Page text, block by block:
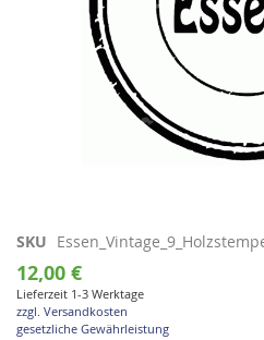
Zum
Anfang
der
Bildgalerie
springen
SKU
12,00 €
Lieferzeit 1-3 Werktage
zzgl. Versandkosten
gesetzliche Gewährleistung